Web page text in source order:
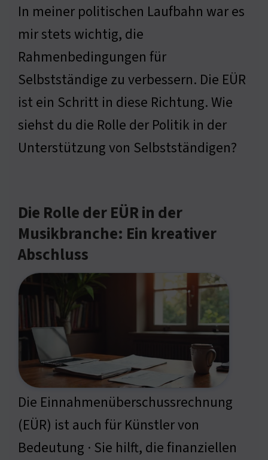
In meiner politischen Laufbahn war es
mir stets wichtig, die
Rahmenbedingungen für
Selbstständige zu verbessern. Die EÜR
ist ein Schritt in diese Richtung. Wie
siehst du die Rolle der Politik in der
Unterstützung von Selbstständigen?
Die Rolle der EÜR in der
Musikbranche: Ein kreativer
Abschluss
Die Einnahmenüberschussrechnung
(EÜR) ist auch für Künstler von
Bedeutung · Sie hilft, die finanziellen